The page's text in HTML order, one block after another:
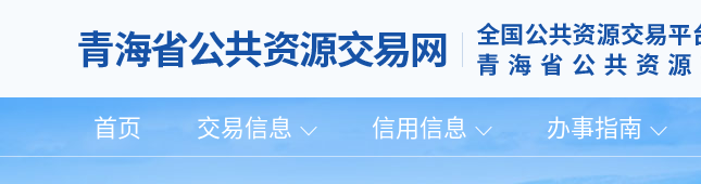
首页 交易信息 信用信息 办事指南